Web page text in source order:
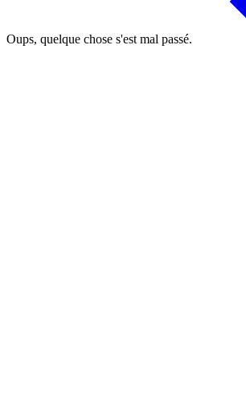
Oups, quelque chose s'est mal passé.